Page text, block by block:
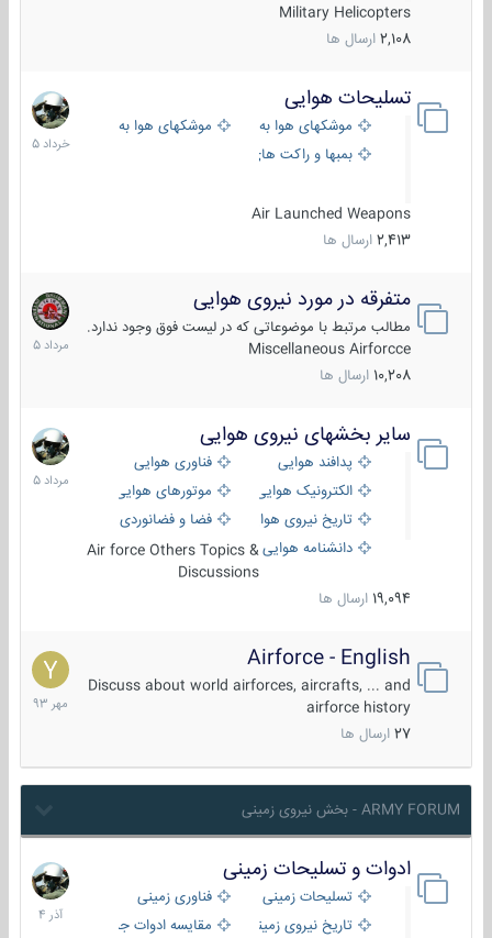
Military Helicopters
2,108 ارسال ها
تسلیحات هوایی
موشکهای هوا به هوا
موشکهای هوا به سطح
بمبها و راکت های هوایی
Air Launched Weapons
2,413 ارسال ها
30
خرداد
1405
متفرقه در مورد نیروی هوایی
مطالب مرتبط با موضوعاتی که در لیست فوق وجود ندارد.
Miscellaneous Airforcce
10,208 ارسال ها
7
مرداد
1405
سایر بخشهای نیروی هوایی
پدافند هوایی
فناوری هوایی
الکترونیک هوایی
موتورهای هوایی
تاریخ نیروی هوایی
فضا و فضانوردی
دانشنامه هواییAir force Others Topics &
Discussions
19,094 ارسال ها
2
مرداد
1405
Airforce - English
Discuss about world airforces, aircrafts, ... and
airforce history
27 ارسال ها
15
مهر
1393
ARMY FORUM - بخش نیروی زمینی
ادوات و تسلیحات زمینی
تسلیحات زمینی
فناوری زمینی
تاریخ نیروی زمینی
مقایسه ادوات جنگی
21
آذر
1404